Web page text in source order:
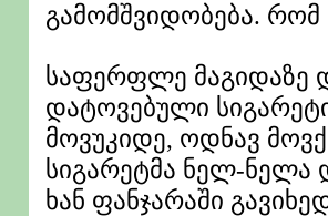
გამომშვიდობება.
საფერფლე მაგიდაზე
დატოვებული
მოვუკიდე, ოდნავ
სიგარეტმა ნელ-ნელა
ხან ფანჯარაში